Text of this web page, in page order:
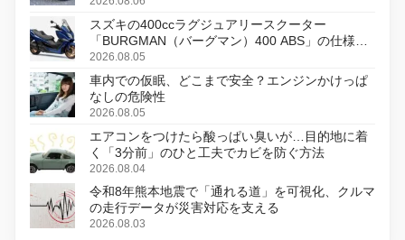
スズキの400ccラグジュアリースクーター
「BURGMAN（バーグマン）400 ABS」の仕様を
変更し、8月18日に発売
2026.08.05
車内での仮眠、どこまで安全？エンジンかけっぱ
なしの危険性
2026.08.05
エアコンをつけたら酸っぱい臭いが…目的地に着
く「3分前」のひと工夫でカビを防ぐ方法
2026.08.04
令和8年熊本地震で「通れる道」を可視化、クルマ
の走行データが災害対応を支える
2026.08.03